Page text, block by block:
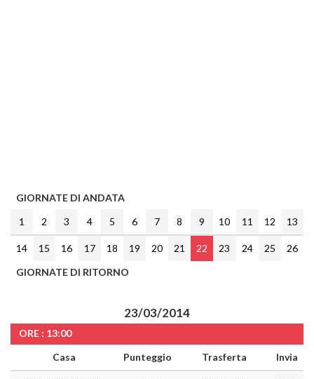
GIORNATE DI ANDATA
1
2 3 4 5 6 7 8 9 10 11 12 13
14 15 16 17 18 19 20 21 22 23 24 25
26
GIORNATE DI RITORNO
23/03/2014
ORE : 13:00
Casa
Punteggio Trasferta Invia